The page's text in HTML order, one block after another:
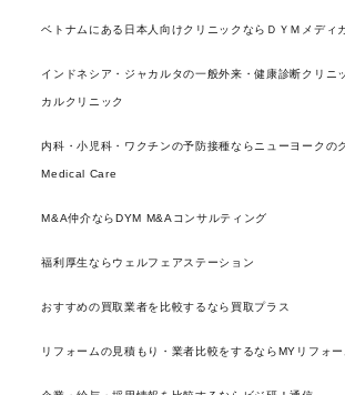
ベトナムにある日本人向けクリニックならＤＹＭメディ
インドネシア・ジャカルタの一般外来・健康診断クリニ
カルクリニック
内科・小児科・ワクチンの予防接種ならニューヨークの
Medical Care
M&A仲介ならDYM M&Aコンサルティング
福利厚生ならウェルフェアステーション
おすすめの買取業者を比較するなら買取プラス
リフォームの見積もり・業者比較をするならMYリフォ